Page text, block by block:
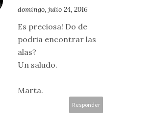
domingo, julio 24, 2016
Es preciosa! Do de
podria encontrar las
alas?
Un saludo.
Marta.
Responder